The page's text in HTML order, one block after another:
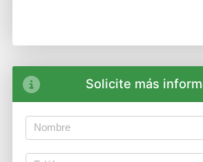
Solicite más